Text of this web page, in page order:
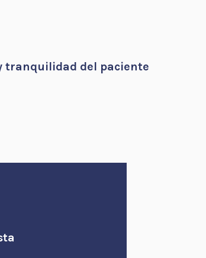
tranquilidad del paciente